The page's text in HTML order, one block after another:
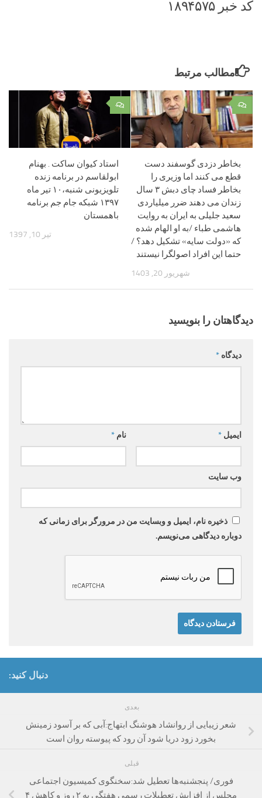
کد خبر ۱۸۹۴۵۷۵
مطالب مرتبط
۰
استاد کیوان ساکت . بهنام
ابولقاسم در برنامه زنده
تلویزیونی شنبه،۱۰ تیر ماه
۱۳۹۷ شبکه جام جم برنامه
باهمستان
تیر 10, 1397
۰
بخاطر دزدی گوسفند دست
قطع می کنند اما وزیری را
بخاطر فساد چای دبش ۳ سال
زندان می دهند ضرر میلیاردی
سعید جلیلی به ایران به روایت
هاشمی طباء /به او الهام شده
که «دولت سایه» تشکیل دهد؟ /
حتما این افراد اصولگرا نیستند
شهریور 20, 1403
دیدگاهتان را بنویسید
دیدگاه *
نام * ایمیل *
وب‌ سایت
ذخیره نام، ایمیل و وبسایت من در مرورگر برای زمانی که
دوباره دیدگاهی می‌نویسم.
دنبال کنید:
بعدی
شعر زیبایی از روانشاد هوشنگ ابتهاج:آبی که بر آسود زمینش
بخورد زود دریا شود آن رود که پیوسته روان است
قبلی
فوری/ پنجشنبه‌ها تعطیل شد:سخنگوی کمیسیون اجتماعی
مجلس از افزایش تعطیلات رسمی هفتگی به ۲ روز و کاهش ۴